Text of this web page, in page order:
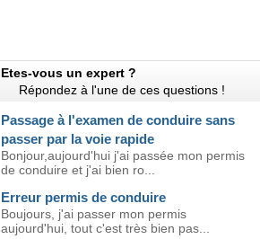
Etes-vous un expert ?
Répondez à l'une de ces questions !
Passage à l'examen de conduire sans
passer par la voie rapide
Bonjour,aujourd'hui j'ai passée mon permis
de conduire et j'ai bien ro...
Erreur permis de conduire
Boujours, j'ai passer mon permis
aujourd'hui, tout c'est très bien pas...